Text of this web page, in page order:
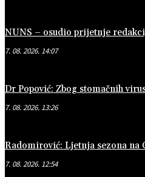
NUNS – osudio prijetnje
7. 08. 2026. 14:07
Dr Popović: Zbog stomačnih
7. 08. 2026. 13:26
Radomirović: Ljetnja sezona na
7. 08. 2026. 12:54